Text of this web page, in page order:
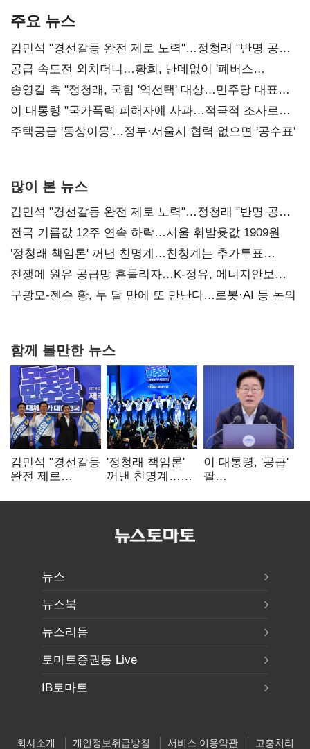
주요 뉴스
김민석 "경선갈등 완전 제로 노력"…정청래 "반명 공세
사과부터"
공급 속도전 외치더니…황희, 난데없이 '폐버스
리모델링' 제안
송영길 측 "정청래, 국힘 '역선택' 대상…민주당 대표로
총선 지휘 못해"
이 대통령 "국가폭력 피해자에 사과…적극적 조사로
진실 밝혀야"
주택공급 '동상이몽'…정부·서울시 협력 없으면 '공수표'
많이 본 뉴스
김민석 "경선갈등 완전 제로 노력"…정청래 "반명 공세
사과부터"
전국 기름값 12주 연속 하락…서울 휘발윳값 1909원
'정청래 책임론' 꺼낸 친명계…친청계는 추가투표
때리기
전쟁에 원유 공급망 흔들리자…K-정유, 에너지안보
핵심으로 재부상
구광모-젠슨 황, 두 달 만에 또 만난다…로봇·AI 등 논의
함께 볼만한 뉴스
김민석 "경선갈등
완전 제로
"반명 공세
'정청래 책임론'
꺼낸 친명계…
추가투표 때리기
이 대통령, '공급'
팔
여 내부선
뉴스
뉴스북
뉴스리듬
토마토증권통 Live
IB토마토
회사소개 개인정보취급방침 서비스 이용약관 고충처리